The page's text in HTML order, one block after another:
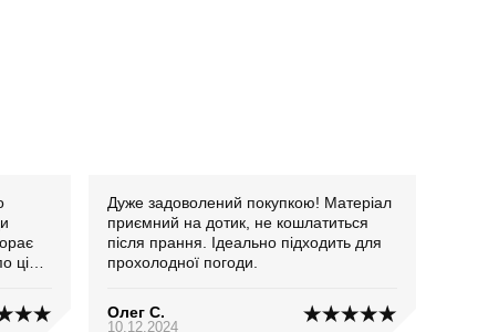
ціні
Дуже задоволений покупкою! Матеріал
приємний на дотик, не кошлатиться
після прання. Ідеально підходить для
прохолодної погоди.
Олег С.
10.12.2024